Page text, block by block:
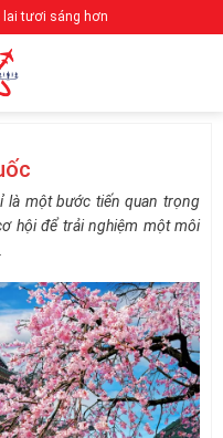
lai tươi sáng hơn
là một bước tiến quan trọng
hội để trải nghiệm một môi